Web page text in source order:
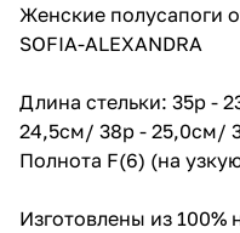
Женские полусапоги
SOFIA-ALEXANDRA
Длина стельки: 35р -
24,5см/ 38р - 25,0см/
Полнота F(6) (на
Изготовлены из